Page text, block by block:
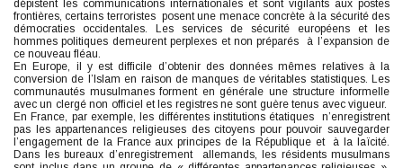
dépistent les communications internationales et sont vigilants aux postes
frontières, certains terroristes posent une menace concrète à la sécurité des
démocraties occidentales. Les services de sécurité européens et les
hommes politiques demeurent perplexes et non préparés à l’expansion de
ce nouveau fléau.
En Europe, il y est difficile d’obtenir des données mêmes relatives à la
conversion de l’Islam en raison de manques de véritables statistiques. Les
communautés musulmanes forment en générale une structure informelle
avec un clergé non officiel et les registres ne sont guère tenus avec vigueur.
En France, par exemple, les différentes institutions étatiques n’enregistrent
pas les appartenances religieuses des citoyens pour pouvoir sauvegarder
l’engagement de la France aux principes de la République et à la laïcité.
Dans les bureaux d’enregistrement allemands, les résidents musulmans